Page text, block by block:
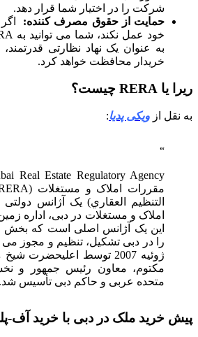
شرکت را در اختیار شما قرار دهد.
حمایت از حقوق مصرف کننده:
به عنوان یک نهاد نظارتی
خریدار محافظت خواهد کرد.
ریرا یا RERA چیست؟
به نقل از ویکی پدیا:
التنظيم العقاري) یک آژانس
املاک و مستغلات در دبی، اداره
این یک آژانس اصلی است که بخش
ژوئیه 2007 توسط
مکتوم، معاون رئیس جمهور و
متحده عربی و حاکم دبی تأسیس شد.
پیش خرید ملک در دبی با خرید آف-